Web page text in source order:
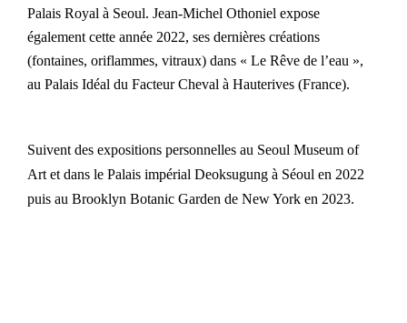
Palais Royal à Seoul. Jean-Michel Othoniel expose
également cette année 2022, ses dernières créations
(fontaines, oriflammes, vitraux) dans « Le Rêve de l’eau »,
au Palais Idéal du Facteur Cheval à Hauterives (France).
Suivent des expositions personnelles au Seoul Museum of
Art et dans le Palais impérial Deoksugung à Séoul en 2022
puis au Brooklyn Botanic Garden de New York en 2023.